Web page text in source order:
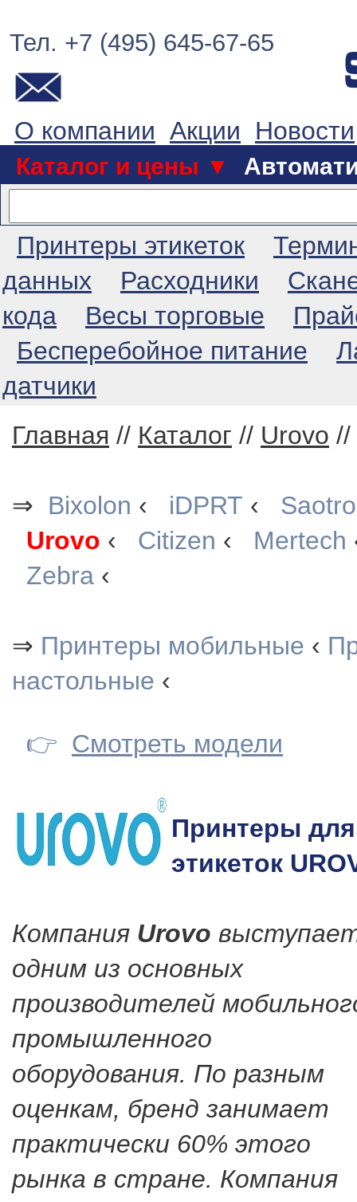
Тел. +7 (495) 645-67-65
О компании Акции Новости
Каталог и цены ▼
Принтеры этикеток
данных
Расходники
кода
Весы торговые
Бесперебойное питание
датчики
Главная // Каталог // Urovo //
⇒ Bixolon ‹ iDPRT ‹
Urovo ‹ Citizen ‹ Mertech
Zebra ‹
⇒ Принтеры мобильные ‹
настольные ‹
👉 Смотреть модели
Принтеры
этикеток
Компания Urovo
одним из основных
производителей
промышленного
оборудования. По разным
оценкам, бренд занимает
практически 60% этого
рынка в стране. Компания